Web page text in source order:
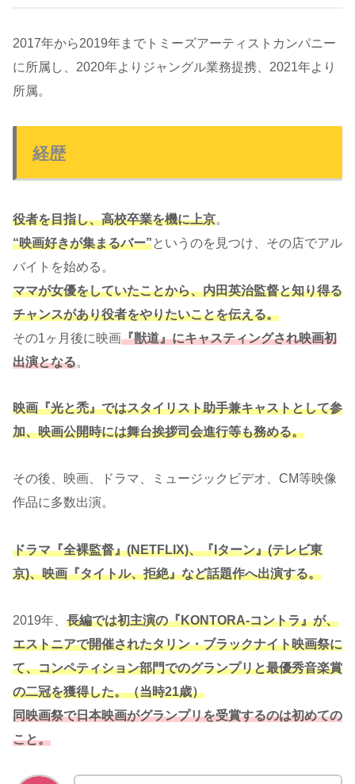
2017年から2019年までトミーズアーティストカンパニー
に所属し、2020年よりジャングル業務提携、2021年より
所属。
経歴
役者を目指し、高校卒業を機に上京。
“映画好きが集まるバー”というのを見つけ、その店でアル
バイトを始める。
ママが女優をしていたことから、内田英治監督と知り得る
チャンスがあり役者をやりたいことを伝える。
その1ヶ月後に映画『獣道』にキャスティングされ映画初
出演となる。
映画『光と禿』ではスタイリスト助手兼キャストとして参
加、映画公開時には舞台挨拶司会進行等も務める。
その後、映画、ドラマ、ミュージックビデオ、CM等映像
作品に多数出演。
ドラマ『全裸監督』(NETFLIX)、『Iターン』(テレビ東
京)、映画『タイトル、拒絶』など話題作へ出演する。
2019年、 長編では初主演の『KONTORA-コントラ』が、
エストニアで開催されたタリン・ブラックナイト映画祭に
て、コンペティション部門でのグランプリと最優秀音楽賞
の二冠を獲得した。（当時21歳）
同映画祭で日本映画がグランプリを受賞するのは初めての
こと。